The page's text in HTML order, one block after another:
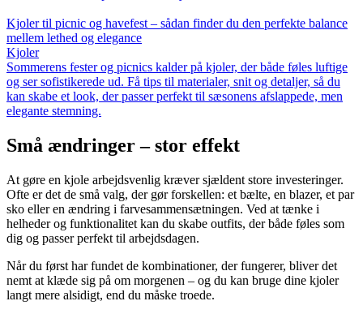
Kjoler til picnic og havefest – sådan finder du den perfekte balance
mellem lethed og elegance
Kjoler
Sommerens fester og picnics kalder på kjoler, der både føles luftige
og ser sofistikerede ud. Få tips til materialer, snit og detaljer, så du
kan skabe et look, der passer perfekt til sæsonens afslappede, men
elegante stemning.
Små ændringer – stor effekt
At gøre en kjole arbejdsvenlig kræver sjældent store investeringer.
Ofte er det de små valg, der gør forskellen: et bælte, en blazer, et par
sko eller en ændring i farvesammensætningen. Ved at tænke i
helheder og funktionalitet kan du skabe outfits, der både føles som
dig og passer perfekt til arbejdsdagen.
Når du først har fundet de kombinationer, der fungerer, bliver det
nemt at klæde sig på om morgenen – og du kan bruge dine kjoler
langt mere alsidigt, end du måske troede.